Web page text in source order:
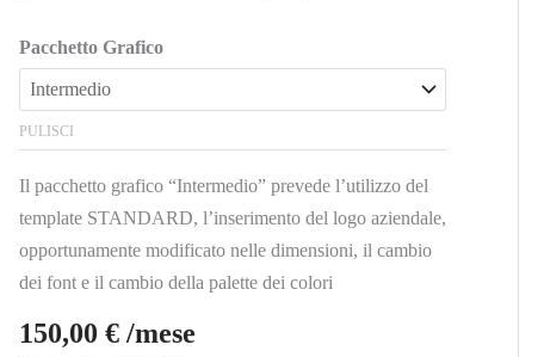
Pacchetto Grafico
PULISCI
Il pacchetto grafico “Intermedio” prevede l’utilizzo del
template STANDARD, l’inserimento del logo aziendale,
opportunamente modificato nelle dimensioni, il cambio
dei font e il cambio della palette dei colori
150,00 € /mese